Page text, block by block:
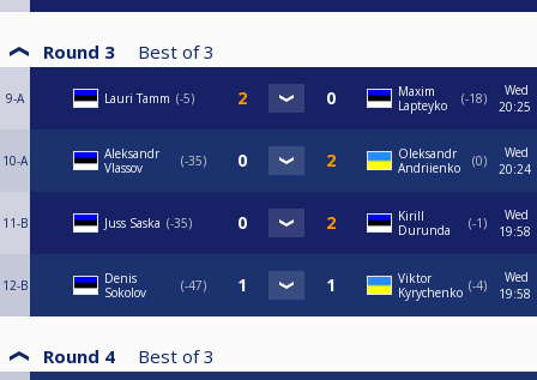
Round 3 Best of 3
9-A Lauri Tamm -5
Maxim
Lapteyko
-18
Wed
20:25
10-A
Aleksandr
Vlassov
-35
Oleksandr
Andriienko
0
Wed
20:24
11-B Juss Saska -35
Kirill
Durunda
-1
Wed
19:58
12-B
Denis
Sokolov
-47
Viktor
Kyrychenko -4
Wed
19:58
Round 4 Best of 3